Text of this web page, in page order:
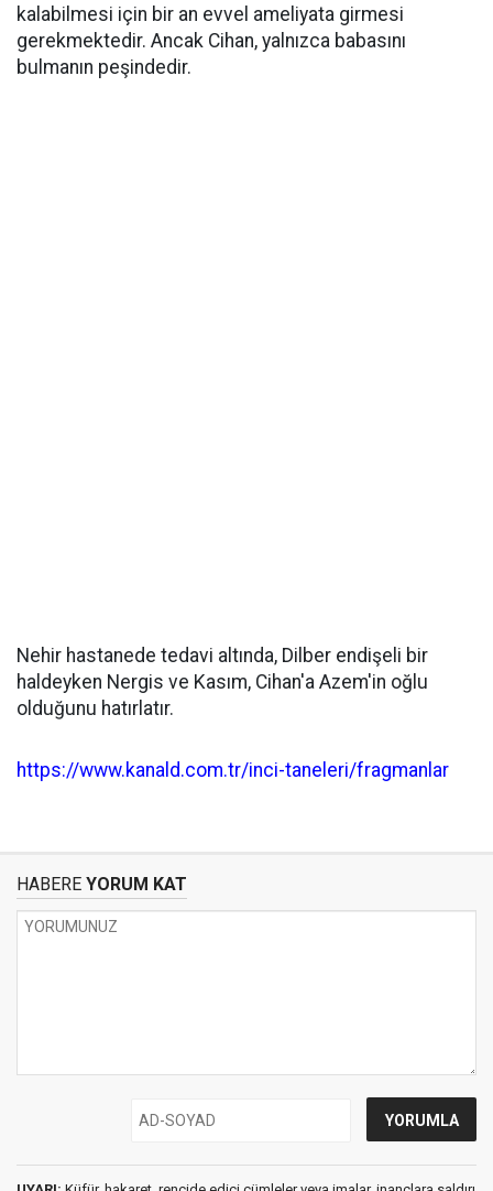
kalabilmesi için bir an evvel ameliyata girmesi
gerekmektedir. Ancak Cihan, yalnızca babasını
bulmanın peşindedir.
Nehir hastanede tedavi altında, Dilber endişeli bir
haldeyken Nergis ve Kasım, Cihan'a Azem'in oğlu
olduğunu hatırlatır.
https://www.kanald.com.tr/inci-taneleri/fragmanlar
HABERE YORUM KAT